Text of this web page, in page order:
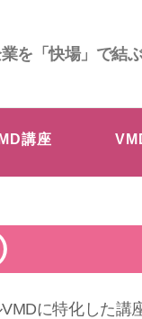
を「快場」で結ぶ
講座
に特化した講